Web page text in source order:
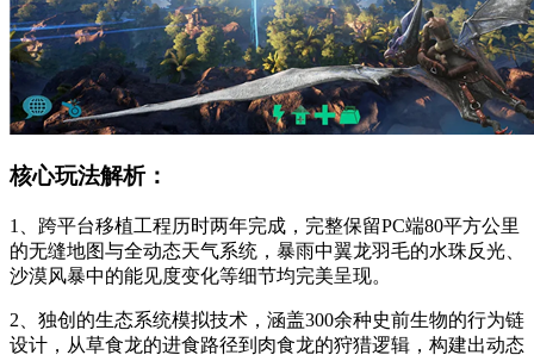
核心玩法解析：
1、跨平台移植工程历时两年完成，完整保留PC端80平方公里
的无缝地图与全动态天气系统，暴雨中翼龙羽毛的水珠反光、
沙漠风暴中的能见度变化等细节均完美呈现。
2、独创的生态系统模拟技术，涵盖300余种史前生物的行为链
设计，从草食龙的进食路径到肉食龙的狩猎逻辑，构建出动态